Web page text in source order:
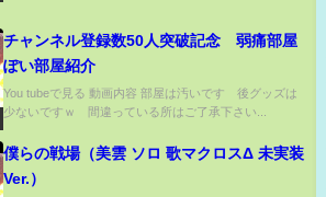
チャンネル登録数50人突破記念 弱痛部屋
ぽい部屋紹介
You tubeで見る 動画内容 部屋は汚いです 後グッズは
少ないですｗ 間違っている所はご了承下さい...
僕らの戦場（美雲 ソロ 歌マクロスΔ 未実装
Ver.）